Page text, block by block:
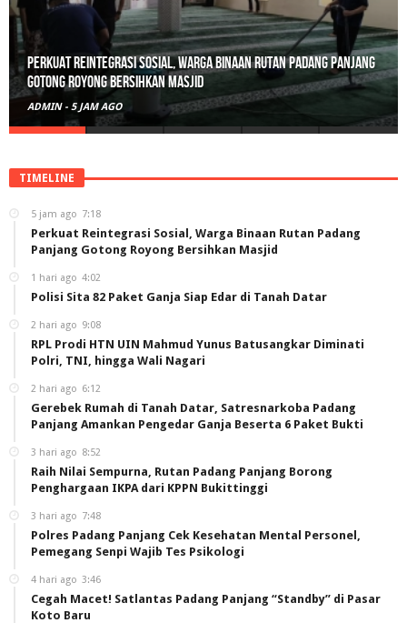
Perkuat Reintegrasi Sosial, Warga Binaan Rutan Padang Panjang
Gotong Royong Bersihkan Masjid
ADMIN - 5 JAM AGO
TIMELINE
5 jam ago 7:18
Perkuat Reintegrasi Sosial, Warga Binaan Rutan Padang
Panjang Gotong Royong Bersihkan Masjid
1 hari ago 4:02
Polisi Sita 82 Paket Ganja Siap Edar di Tanah Datar
2 hari ago 9:08
RPL Prodi HTN UIN Mahmud Yunus Batusangkar Diminati
Polri, TNI, hingga Wali Nagari
2 hari ago 6:12
Gerebek Rumah di Tanah Datar, Satresnarkoba Padang
Panjang Amankan Pengedar Ganja Beserta 6 Paket Bukti
3 hari ago 8:52
Raih Nilai Sempurna, Rutan Padang Panjang Borong
Penghargaan IKPA dari KPPN Bukittinggi
3 hari ago 7:48
Polres Padang Panjang Cek Kesehatan Mental Personel,
Pemegang Senpi Wajib Tes Psikologi
4 hari ago 3:46
Cegah Macet! Satlantas Padang Panjang “Standby” di Pasar
Koto Baru